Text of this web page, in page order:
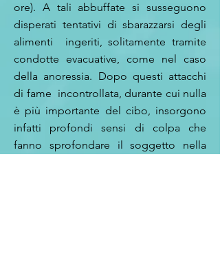
ore). A tali abbuffate si susseguono
disperati tentativi di sbarazzarsi degli
alimenti ingeriti, solitamente tramite
condotte evacuative, come nel caso
della anoressia. Dopo questi attacchi
di fame incontrollata, durante cui nulla
è più importante del cibo, insorgono
infatti profondi sensi di colpa che
fanno sprofondare il soggetto nella